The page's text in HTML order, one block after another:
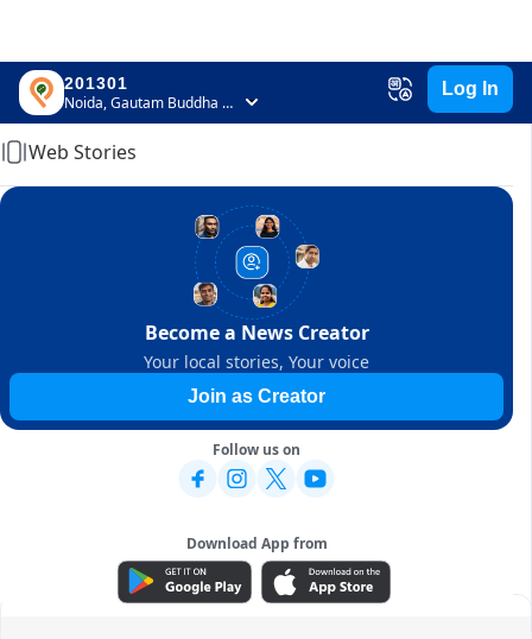
201301
Noida, Gautam Buddha Nagar, Uttar Pradesh
Log In
Home
Web Stories
Become a News Creator
Your local stories, Your voice
Join as Creator
Follow us on
Download App from
ADVERTISEMENT